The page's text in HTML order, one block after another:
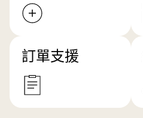
訂單支援